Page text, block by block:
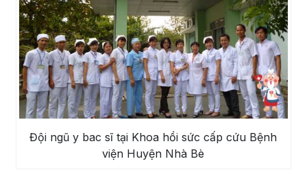
Đội ngũ y bac sĩ tại Khoa hồi sức cấp cứu Bệnh
viện Huyện Nhà Bè